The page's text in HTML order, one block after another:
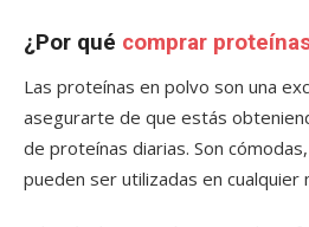
¿Por qué comprar
Las proteínas en polvo son una
asegurarte de que estás
de proteínas diarias. Son
pueden ser utilizadas en cualquier